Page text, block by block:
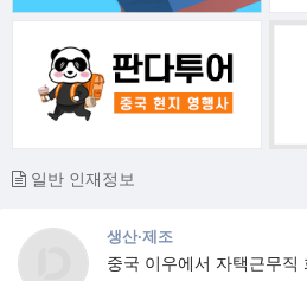
일반 인재정보
생산·제조
중국 이우에서 자택근무직